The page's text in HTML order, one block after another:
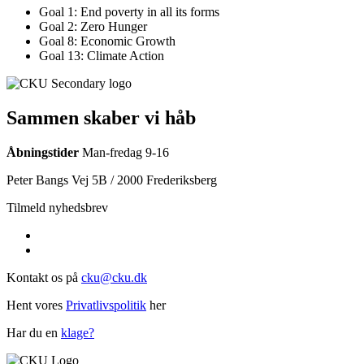
Goal 1: End poverty in all its forms
Goal 2: Zero Hunger
Goal 8: Economic Growth
Goal 13: Climate Action
Sammen skaber vi håb
Åbningstider Man-fredag 9-16
Peter Bangs Vej 5B / 2000 Frederiksberg
Tilmeld nyhedsbrev
Kontakt os på cku@cku.dk
Hent vores Privatlivspolitik her
Har du en klage?